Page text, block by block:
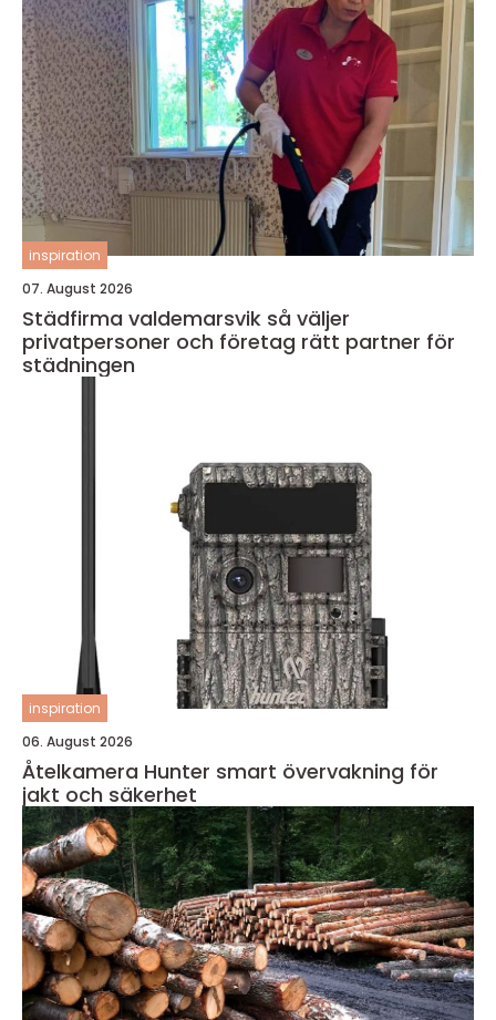
inspiration
07. August 2026
Städfirma valdemarsvik så väljer
privatpersoner och företag rätt partner för
städningen
inspiration
06. August 2026
Åtelkamera Hunter smart övervakning för
jakt och säkerhet